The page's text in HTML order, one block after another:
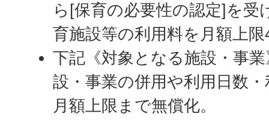
ら[保育の必要性の認定]を受
育施設等の利用料を月額上
下記《対象となる施設・事
設・事業の併用や利用日数
月額上限まで無償化。